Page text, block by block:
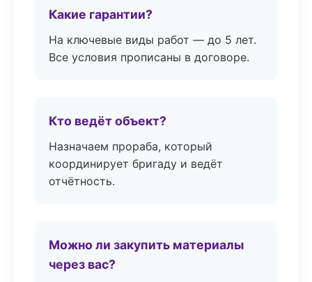
Какие гарантии?
На ключевые виды работ — до 5 лет.
Все условия прописаны в договоре.
Кто ведёт объект?
Назначаем прораба, который
координирует бригаду и ведёт
отчётность.
Можно ли закупить материалы
через вас?